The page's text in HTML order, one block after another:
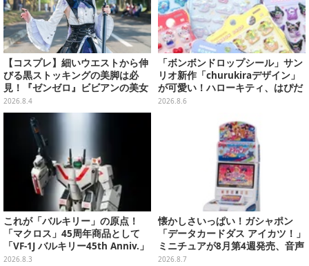
【コスプレ】細いウエストから伸
びる黒ストッキングの美脚は必
見！『ゼンゼロ』ビビアンの美女
レイヤーが優雅に降臨【写真9
枚】
2026.8.4
「ボンボンドロップシール」サン
リオ新作「churukiraデザイン」
が可愛い！ハローキティ、はぴだ
んぶいなど全8種類が順次展開
2026.8.6
これが「バルキリー」の原点！
「マクロス」45周年商品として
「VF-1J バルキリー45th Anniv.」
が予約開始
2026.8.3
懐かしさいっぱい！ガシャポン
「データカードダス アイカツ！」
ミニチュアが8月第4週発売、音声
が流れる特別仕様も当たる
2026.8.7